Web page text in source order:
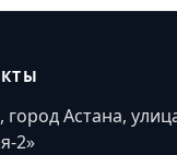
город Астана,
2»